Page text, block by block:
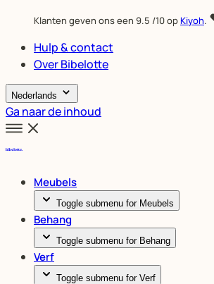
Klanten geven ons een 9.5 /10 opKiyoh.
Hulp & contact
Over Bibelotte
Nederlands
Ga naar de inhoud
Meubels
Toggle submenu for Meubels
Behang
Toggle submenu for Behang
Verf
Toggle submenu for Verf